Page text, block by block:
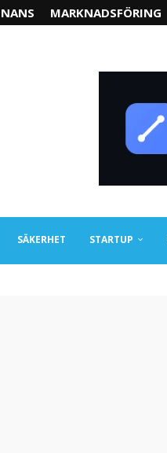
MARKNADSFÖRING
SÄKERHET STARTUP